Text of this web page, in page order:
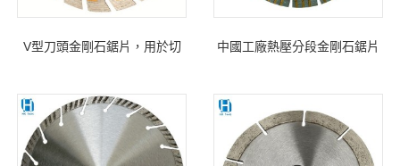
V型刀頭金剛石鋸片，用於切 中國工廠熱壓分段金剛石鋸片